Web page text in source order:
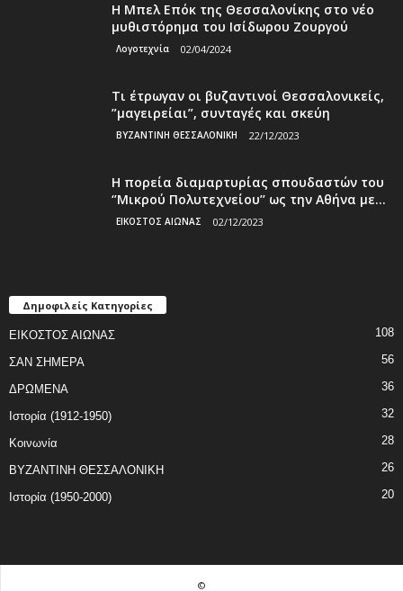
Η Μπελ Επόκ της Θεσσαλονίκης στο νέο
μυθιστόρημα του Ισίδωρου Ζουργού
Λογοτεχνία 02/04/2024
Τι έτρωγαν οι βυζαντινοί Θεσσαλονικείς,
”μαγειρείαι”, συνταγές και σκεύη
ΒΥΖΑΝΤΙΝΗ ΘΕΣΣΑΛΟΝΙΚΗ 22/12/2023
Η πορεία διαμαρτυρίας σπουδαστών του
‘’Μικρού Πολυτεχνείου’’ ως την Αθήνα με...
ΕΙΚΟΣΤΟΣ ΑΙΩΝΑΣ 02/12/2023
Δημοφιλείς Κατηγορίες
ΕΙΚΟΣΤΟΣ ΑΙΩΝΑΣ 108
ΣΑΝ ΣΗΜΕΡΑ 56
ΔΡΩΜΕΝΑ 36
Ιστορία (1912-1950) 32
Κοινωνία 28
ΒΥΖΑΝΤΙΝΗ ΘΕΣΣΑΛΟΝΙΚΗ 26
Ιστορία (1950-2000) 20
©